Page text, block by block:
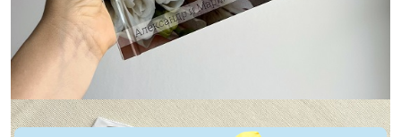
Заказать Заказать